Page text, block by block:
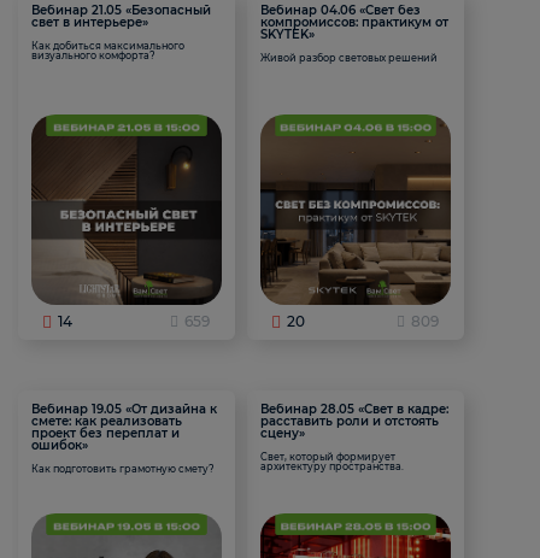
Вебинар 21.05 «Безопасный
свет в интерьере»
Как добиться максимального
визуального комфорта?
14 659
Вебинар 04.06 «Свет без
компромиссов: практикум от
SKYTEK»
Живой разбор световых решений
20 809
Вебинар 19.05 «От дизайна к
смете: как реализовать
проект без переплат и
ошибок»
Как подготовить грамотную смету?
Вебинар 28.05 «Свет в кадре:
расставить роли и отстоять
сцену»
Свет, который формирует
архитектуру пространства.